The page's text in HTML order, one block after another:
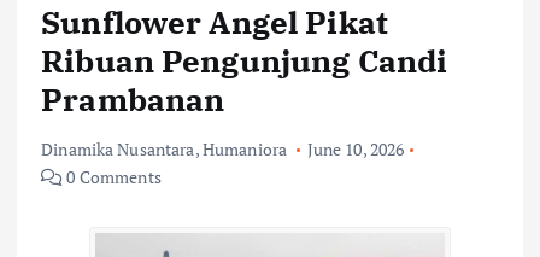
Sunflower Angel Pikat
Ribuan Pengunjung Candi
Prambanan
Dinamika Nusantara,Humaniora
June 10, 2026
0 Comments